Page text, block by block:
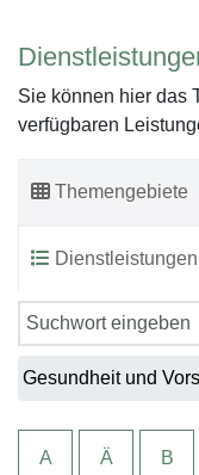
Sie können hier das
verfügbaren
Themengebiete
Dienstleistungen
A Ä B